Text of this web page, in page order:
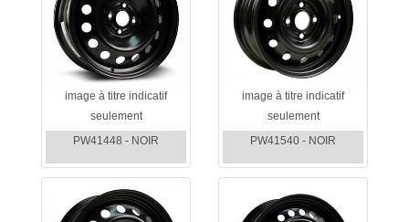
image à titre indicatif
seulement
PW41448 - NOIR
image à titre indicatif
seulement
PW41540 - NOIR